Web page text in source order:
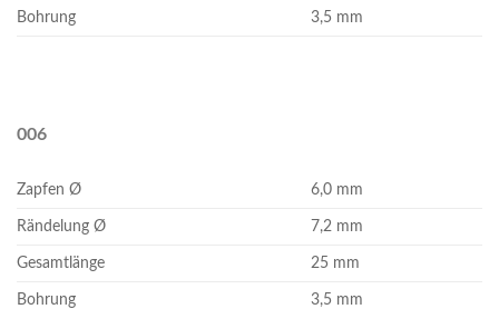
Bohrung 3,5 mm
006
Zapfen Ø 6,0 mm
Rändelung Ø 7,2 mm
Gesamtlänge 25 mm
Bohrung 3,5 mm